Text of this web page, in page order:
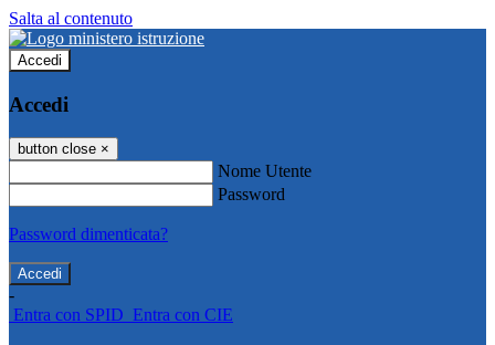
Salta al contenuto
Accedi
Accedi
button close ×
Nome Utente
Password
Password dimenticata?
-
Entra con SPID Entra con CIE